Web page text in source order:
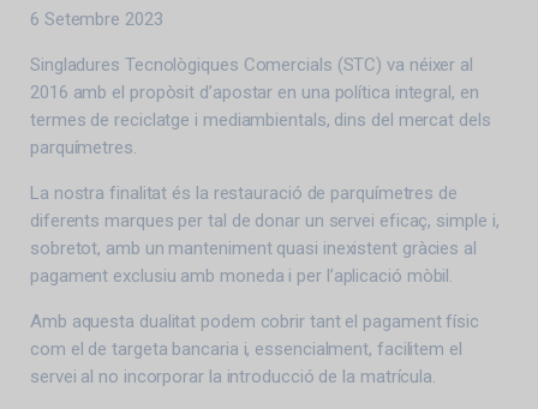
6 Setembre 2023
Singladures Tecnològiques Comercials (STC) va néixer al
2016 amb el propòsit d’apostar en una política integral, en
termes de reciclatge i mediambientals, dins del mercat dels
parquímetres.
La nostra finalitat és la restauració de parquímetres de
diferents marques per tal de donar un servei eficaç, simple i,
sobretot, amb un manteniment quasi inexistent gràcies al
pagament exclusiu amb moneda i per l’aplicació mòbil.
Amb aquesta dualitat podem cobrir tant el pagament físic
com el de targeta bancaria i, essencialment, facilitem el
servei al no incorporar la introducció de la matrícula.